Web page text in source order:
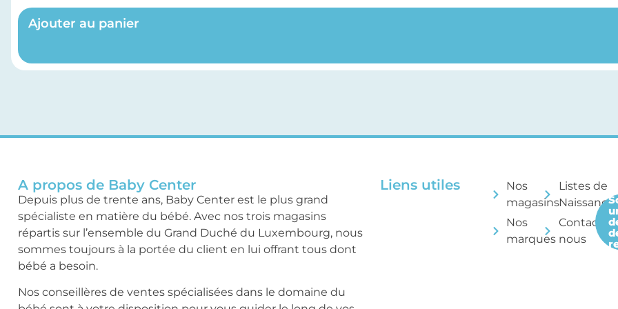
Ajouter au panier
A propos de Baby Center
Depuis plus de trente ans, Baby Center est le plus grand
spécialiste en matière du bébé. Avec nos trois magasins
répartis sur l’ensemble du Grand Duché du Luxembourg, nous
sommes toujours à la portée du client en lui offrant tous dont
bébé a besoin.
Nos conseillères de ventes spécialisées dans le domaine du
Liens utiles
Nos
magasins
Nos
marques
Listes de
Naissance
nous